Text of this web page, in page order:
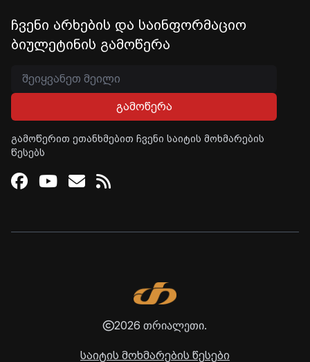
ჩვენი არხების და საინფორმაციო
ბიულეტინის გამოწერა
გამოწერა
გამოწერით ეთანხმებით ჩვენი საიტის მოხმარების
წესებს
Facebook
Youtube
Email
RSS
2026 თრიალეთი.
საიტის მოხმარების წესები